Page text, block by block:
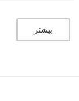
بیشتر